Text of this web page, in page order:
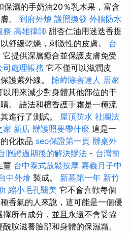
濕的手奶油20％乳木果，富含
。 到府外燴 護照換發 外牆防水
務 高雄律師 甜杏仁油用迷迭香提
舒緩乾燥，刺激性的皮膚。 台
它提供深層癒合並保護皮膚免受
司處理帳務 它不僅可以滋潤皮
護紫外線。 除蟑除害達人 居家
以用來減少對身體其他部位的干
。 語法和檀香護手霜是一種流
進行了測試。 屋頂防水 社團法
家 新店 辦護照要帶什麼 這是一
化妝品 seo保證第一頁 辦桌外
胞證過期後的解決辦法 - 台灣前
薑 台中泰式放鬆按摩 嘉義月子中
中外燴 製成。 新墓第一年 新竹
縮小毛孔醫美 它不會喜歡每個
香氣的人來說，這可能是一個優
所有成分，並且永遠不會妥協
胺滋養臉部和身體的保濕霜。